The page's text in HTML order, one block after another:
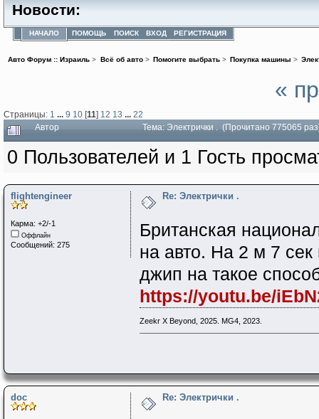
Новости:
НАЧАЛО ПОМОЩЬ ПОИСК ВХОД РЕГИСТРАЦИЯ
Авто Форум :: Израиль > Всё об авто> Помогите выбрать> Покупка машины >
«
Страницы: 1 ... 9 10 [11] 12 13 ... 22
Автор Тема: Электрички . (Прочитано 775065
0 Пользователей и 1 Гость
flightengineer
Карма: +2/-1
Оффлайн
Сообщений: 275
Re: Электрички .
Британская
на авто. На 2 м 7
джип на такое
https://youtu.be/
Zeekr X Beyond, 2025. MG4, 2023.
doc Re: Электрички .